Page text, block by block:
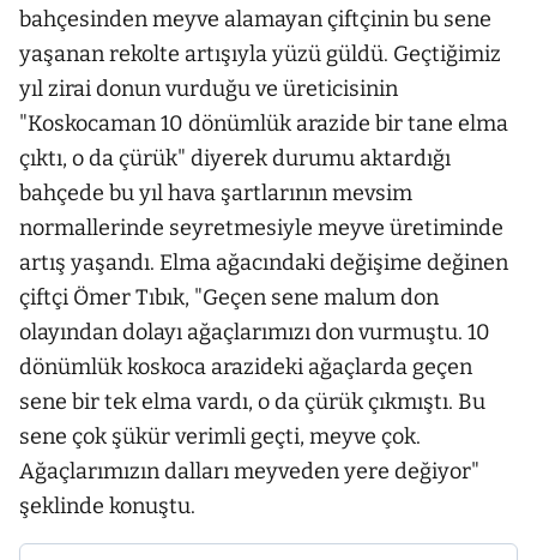
bahçesinden meyve alamayan çiftçinin bu sene
yaşanan rekolte artışıyla yüzü güldü. Geçtiğimiz
yıl zirai donun vurduğu ve üreticisinin
"Koskocaman 10 dönümlük arazide bir tane elma
çıktı, o da çürük" diyerek durumu aktardığı
bahçede bu yıl hava şartlarının mevsim
normallerinde seyretmesiyle meyve üretiminde
artış yaşandı. Elma ağacındaki değişime değinen
çiftçi Ömer Tıbık, "Geçen sene malum don
olayından dolayı ağaçlarımızı don vurmuştu. 10
dönümlük koskoca arazideki ağaçlarda geçen
sene bir tek elma vardı, o da çürük çıkmıştı. Bu
sene çok şükür verimli geçti, meyve çok.
Ağaçlarımızın dalları meyveden yere değiyor"
şeklinde konuştu.